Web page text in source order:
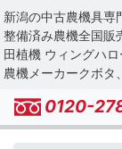
新潟の中古農機具専
整備済み農機全国販
田植機 ウィングハロ
農機メーカークボタ
0120-